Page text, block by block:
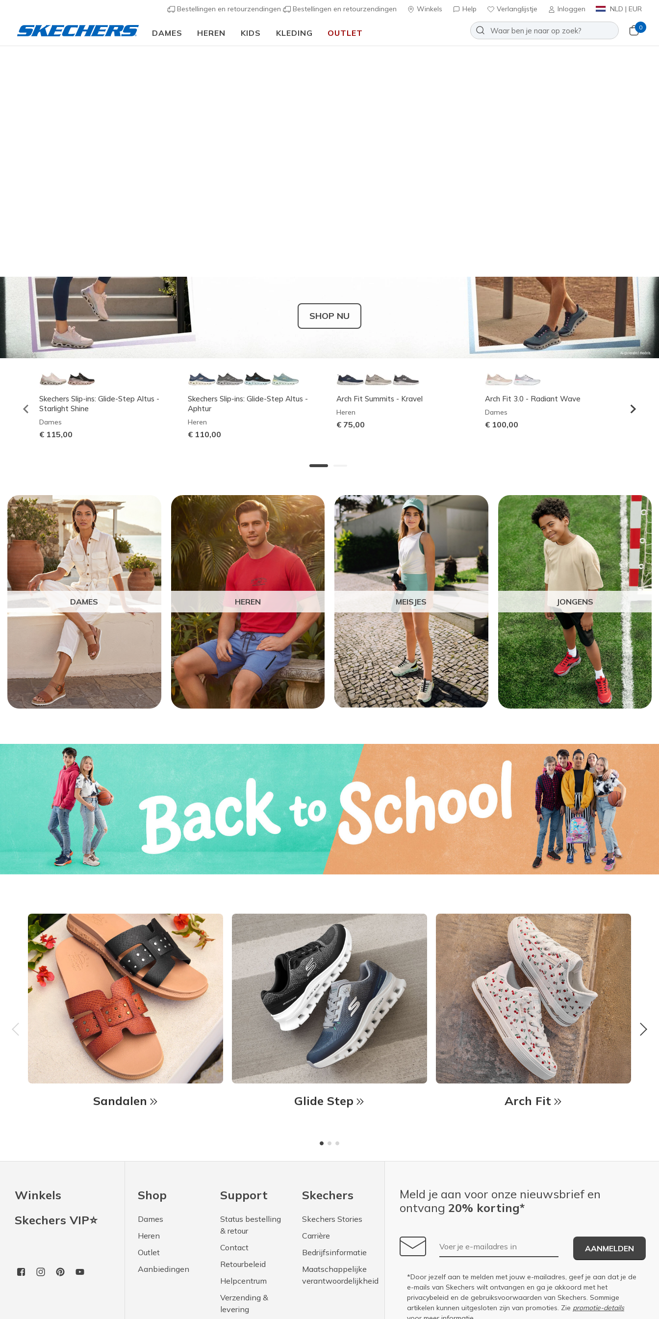
Bestellingen en retourzendingen Bestellingen en retourzendingen Winkels Help Verlanglijstje Inloggen NLD | EUR
DAMES HEREN KIDS KLEDING OUTLET
0
SHOP NU
Skechers Slip-ins: Glide-Step Altus -
Starlight Shine
Dames
€ 115,00
Skechers Slip-ins: Glide-Step Altus -
Aphtur
Heren
€ 110,00
Arch Fit Summits - Kravel
Heren
€ 75,00
Arch Fit 3.0 - Radiant Wave
Dames
€ 100,00
Heren
DAMES HEREN MEISJES JONGENS
Sandalen Glide Step Arch Fit
Winkels
Skechers VIP⭐
Shop
Dames
Heren
Outlet
Aanbiedingen
Support
Status bestelling
& retour
Contact
Retourbeleid
Helpcentrum
Verzending &
levering
Skechers
Skechers Stories
Carrière
Bedrijfsinformatie
Maatschappelijke
verantwoordelijkheid
Meld je aan voor onze nieuwsbrief en
ontvang 20% korting*
E-mailadres
AANMELDEN
*Door jezelf aan te melden met jouw e-mailadres, geef je aan dat je de
e-mails van Skechers wilt ontvangen en ga je akkoord met het
privacybeleid en de gebruiksvoorwaarden van Skechers. Sommige
artikelen kunnen uitgesloten zijn van promoties. Zie promotie-details